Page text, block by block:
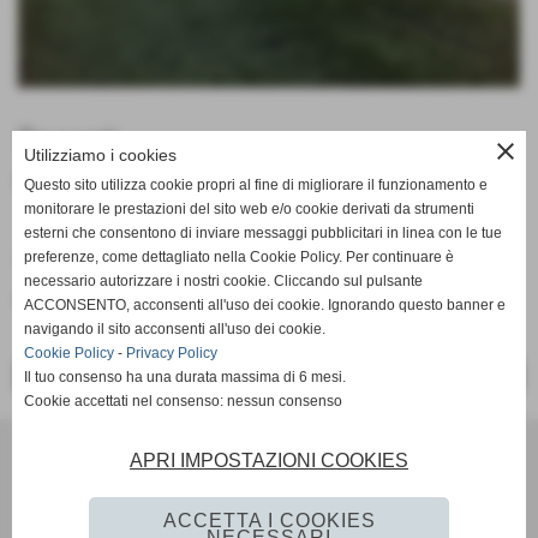
Docenti
Pietro Dorbini
Orari
MARTEDI E VENERDI ORE 15:30
<< PRECEDENTE
Via Amedeo Modigliani 18 - Pozzuoli (Napoli)
P.I. 07784580636 C.F 96012290639
Tel. 081 524 57 48 Fax 081 524 57 48 mail
close
Utilizziamo i cookies
Questo sito utilizza cookie propri al fine di migliorare il funzionamento e
monitorare le prestazioni del sito web e/o cookie derivati da strumenti
esterni che consentono di inviare messaggi pubblicitari in linea con le tue
preferenze, come dettagliato nella Cookie Policy. Per continuare è
necessario autorizzare i nostri cookie. Cliccando sul pulsante
ACCONSENTO, acconsenti all'uso dei cookie. Ignorando questo banner e
navigando il sito acconsenti all'uso dei cookie.
Cookie Policy - Privacy Policy
Il tuo consenso ha una durata massima di 6 mesi.
Cookie accettati nel consenso: nessun consenso
APRI IMPOSTAZIONI COOKIES
ACCETTA I COOKIES